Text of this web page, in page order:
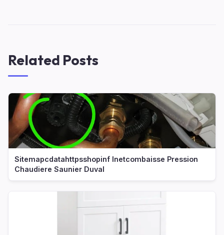
Related Posts
Sitemapcdatahttpsshopinf Inetcombaisse Pression
Chaudiere Saunier Duval